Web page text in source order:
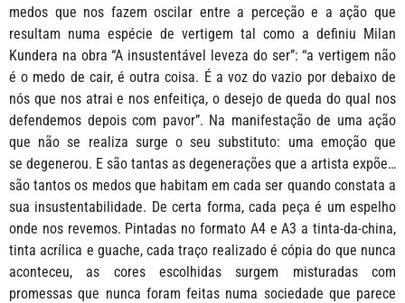
medos que nos fazem oscilar entre a perceção e a ação que
resultam numa espécie de vertigem tal como a definiu Milan
Kundera na obra “A insustentável leveza do ser”: “a vertigem não
é o medo de cair, é outra coisa. É a voz do vazio por debaixo de
nós que nos atrai e nos enfeitiça, o desejo de queda do qual nos
defendemos depois com pavor”. Na manifestação de uma ação
que não se realiza surge o seu substituto: uma emoção que
se degenerou. E são tantas as degenerações que a artista expõe…
são tantos os medos que habitam em cada ser quando constata a
sua insustentabilidade. De certa forma, cada peça é um espelho
onde nos revemos. Pintadas no formato A4 e A3 a tinta-da-china,
tinta acrílica e guache, cada traço realizado é cópia do que nunca
aconteceu, as cores escolhidas surgem misturadas com
promessas que nunca foram feitas numa sociedade que parece